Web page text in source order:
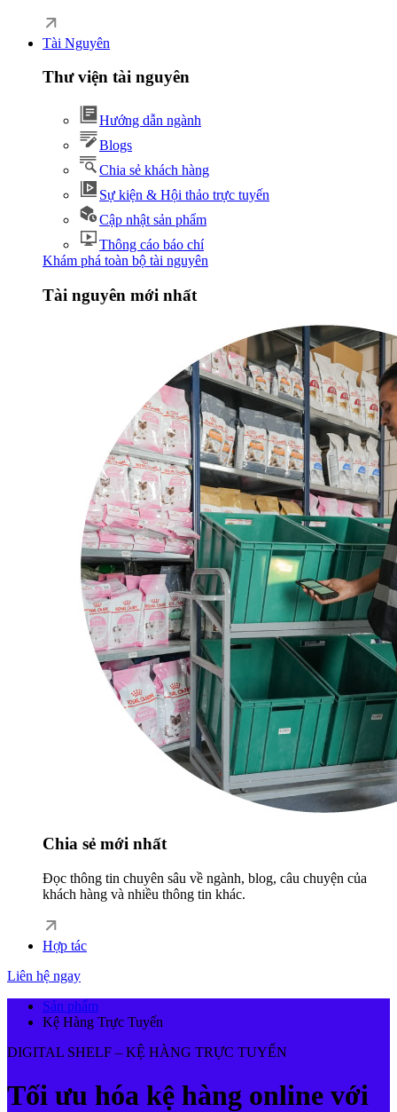
Tài Nguyên
Thư viện tài nguyên
Hướng dẫn ngành
Blogs
Chia sẻ khách hàng
Sự kiện & Hội thảo trực tuyến
Cập nhật sản phẩm
Thông cáo báo chí
Khám phá toàn bộ tài nguyên
Tài nguyên mới nhất
Chia sẻ mới nhất
Đọc thông tin chuyên sâu về ngành, blog, câu chuyện của
khách hàng và nhiều thông tin khác.
Hợp tác
Liên hệ ngay
Sản phẩm
Kệ Hàng Trực Tuyến
DIGITAL SHELF – KỆ HÀNG TRỰC TUYẾN
Tối ưu hóa kệ hàng online với